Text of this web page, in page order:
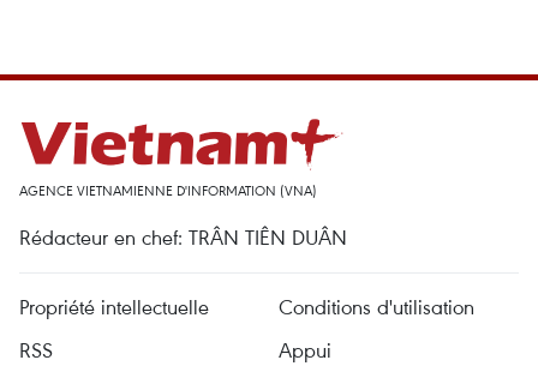
AGENCE VIETNAMIENNE D'INFORMATION (VNA)
Rédacteur en chef: TRÂN TIÊN DUÂN
Propriété intellectuelle
Conditions d'utilisation
RSS
Appui